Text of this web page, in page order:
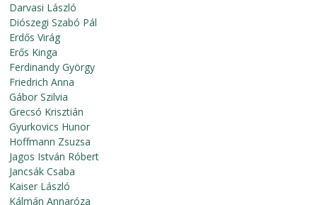
Darvasi László
Diószegi Szabó Pál
Erdős Virág
Erős Kinga
Ferdinandy György
Friedrich Anna
Gábor Szilvia
Grecsó Krisztián
Gyurkovics Hunor
Hoffmann Zsuzsa
Jagos István Róbert
Jancsák Csaba
Kaiser László
Kálmán Annaróza